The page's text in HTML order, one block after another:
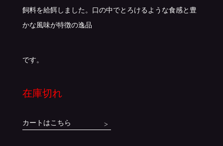
飼料を給餌しました。口の中でとろけるような食感と豊
かな風味が特徴の逸品
です。
在庫切れ
カートはこちら